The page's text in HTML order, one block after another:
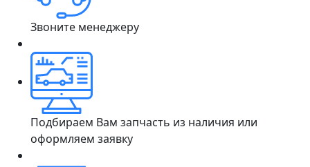
Звоните менеджеру
Подбираем Вам запчасть из наличия или
оформляем заявку